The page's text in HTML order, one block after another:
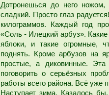
Дотронешься до него
сладкий. Просто глаз
килограммов. Каждый год
«Соль - Илецкий арбуз». Какие
яблоки, и такие огромные,
поднять. Кроме арбузов на
простые, а диковинные.
поговорить о серьёзных
работы всего района. Всё уже
Наступает зима. Казалось